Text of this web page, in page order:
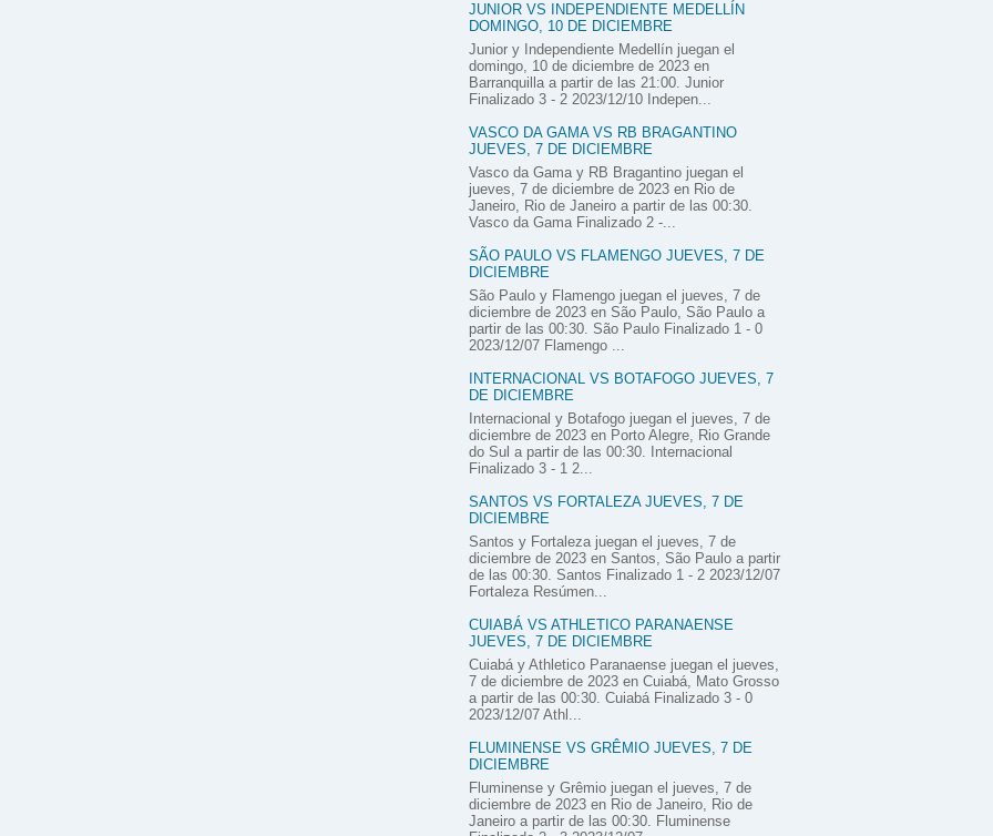
JUNIOR VS INDEPENDIENTE MEDELLÍN
DOMINGO, 10 DE DICIEMBRE
Junior y Independiente Medellín juegan el
domingo, 10 de diciembre de 2023 en
Barranquilla a partir de las 21:00. Junior
Finalizado 3 - 2 2023/12/10 Indepen...
VASCO DA GAMA VS RB BRAGANTINO
JUEVES, 7 DE DICIEMBRE
Vasco da Gama y RB Bragantino juegan el
jueves, 7 de diciembre de 2023 en Rio de
Janeiro, Rio de Janeiro a partir de las 00:30.
Vasco da Gama Finalizado 2 -...
SÃO PAULO VS FLAMENGO JUEVES, 7 DE
DICIEMBRE
São Paulo y Flamengo juegan el jueves, 7 de
diciembre de 2023 en São Paulo, São Paulo a
partir de las 00:30. São Paulo Finalizado 1 - 0
2023/12/07 Flamengo ...
INTERNACIONAL VS BOTAFOGO JUEVES, 7
DE DICIEMBRE
Internacional y Botafogo juegan el jueves, 7 de
diciembre de 2023 en Porto Alegre, Rio Grande
do Sul a partir de las 00:30. Internacional
Finalizado 3 - 1 2...
SANTOS VS FORTALEZA JUEVES, 7 DE
DICIEMBRE
Santos y Fortaleza juegan el jueves, 7 de
diciembre de 2023 en Santos, São Paulo a partir
de las 00:30. Santos Finalizado 1 - 2 2023/12/07
Fortaleza Resúmen...
CUIABÁ VS ATHLETICO PARANAENSE
JUEVES, 7 DE DICIEMBRE
Cuiabá y Athletico Paranaense juegan el jueves,
7 de diciembre de 2023 en Cuiabá, Mato Grosso
a partir de las 00:30. Cuiabá Finalizado 3 - 0
2023/12/07 Athl...
FLUMINENSE VS GRÊMIO JUEVES, 7 DE
DICIEMBRE
Fluminense y Grêmio juegan el jueves, 7 de
diciembre de 2023 en Rio de Janeiro, Rio de
Janeiro a partir de las 00:30. Fluminense